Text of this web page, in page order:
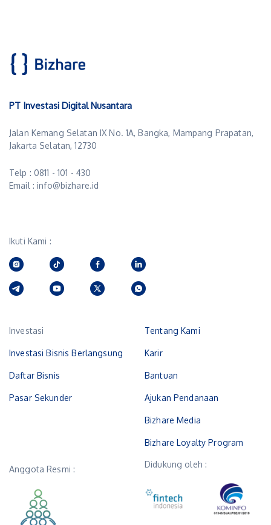
PT Investasi Digital Nusantara
Jalan Kemang Selatan IX No. 1A, Bangka, Mampang Prapatan,
Jakarta Selatan, 12730
Telp : 0811 - 101 - 430
Email : info@bizhare.id
Ikuti Kami :
Investasi
Investasi Bisnis Berlangsung
Daftar Bisnis
Pasar Sekunder
Tentang Kami
Karir
Bantuan
Ajukan Pendanaan
Bizhare Media
Bizhare Loyalty Program
Anggota Resmi : Didukung oleh :